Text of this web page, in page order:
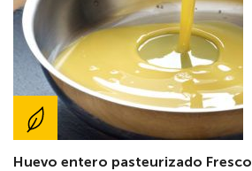
Huevo entero pasteurizado Fresco